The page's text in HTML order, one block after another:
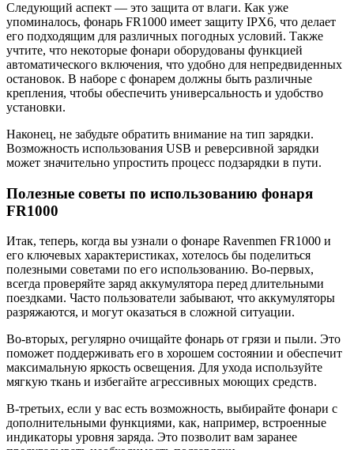
Следующий аспект — это защита от влаги. Как уже
упоминалось, фонарь FR1000 имеет защиту IPX6, что делает
его подходящим для различных погодных условий. Также
учтите, что некоторые фонари оборудованы функцией
автоматического включения, что удобно для непредвиденных
остановок. В наборе с фонарем должны быть различные
крепления, чтобы обеспечить универсальность и удобство
установки.
Наконец, не забудьте обратить внимание на тип зарядки.
Возможность использования USB и реверсивной зарядки
может значительно упростить процесс подзарядки в пути.
Полезные советы по использованию фонаря
FR1000
Итак, теперь, когда вы узнали о фонаре Ravenmen FR1000 и
его ключевых характеристиках, хотелось бы поделиться
полезными советами по его использованию. Во-первых,
всегда проверяйте заряд аккумулятора перед длительными
поездками. Часто пользователи забывают, что аккумуляторы
разряжаются, и могут оказаться в сложной ситуации.
Во-вторых, регулярно очищайте фонарь от грязи и пыли. Это
поможет поддерживать его в хорошем состоянии и обеспечит
максимальную яркость освещения. Для ухода используйте
мягкую ткань и избегайте агрессивных моющих средств.
В-третьих, если у вас есть возможность, выбирайте фонари с
дополнительными функциями, как, например, встроенные
индикаторы уровня заряда. Это позволит вам заранее